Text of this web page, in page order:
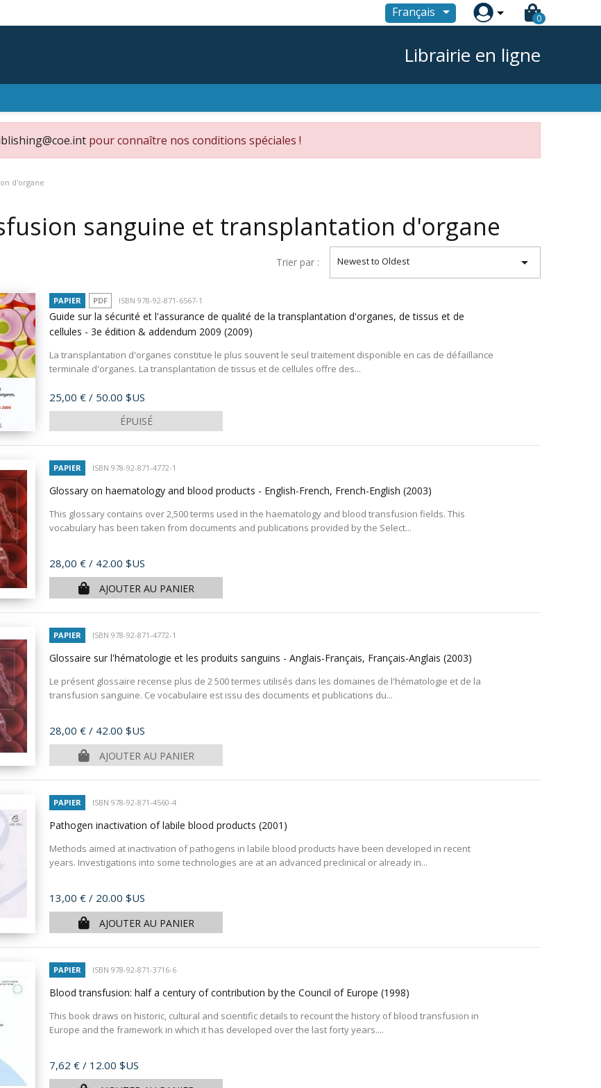
Français  0
Librairie en ligne
pour connaître nos conditions spéciales !
d'organe
sanguine et transplantation d'organe
Trier par : Newest to Oldest 
PAPIER PDF ISBN 978-92-871-6567-1
Guide sur la sécurité et l'assurance de qualité de la transplantation d'organes, de tissus et de
cellules - 3e édition & addendum 2009 (2009)
La transplantation d'organes constitue le plus souvent le seul traitement disponible en cas de défaillance
terminale d'organes. La transplantation de tissus et de cellules offre des...
Prix
25,00 € / 50.00 $US
ÉPUISÉ
PAPIER ISBN 978-92-871-4772-1
Glossary on haematology and blood products - English-French, French-English (2003)
This glossary contains over 2,500 terms used in the haematology and blood transfusion fields. This
vocabulary has been taken from documents and publications provided by the Select...
Prix
28,00 € / 42.00 $US
AJOUTER AU PANIER
PAPIER ISBN 978-92-871-4772-1
Glossaire sur l'hématologie et les produits sanguins - Anglais-Français, Français-Anglais (2003)
Le présent glossaire recense plus de 2 500 termes utilisés dans les domaines de l'hématologie et de la
transfusion sanguine. Ce vocabulaire est issu des documents et publications du...
Prix
28,00 € / 42.00 $US
AJOUTER AU PANIER
PAPIER ISBN 978-92-871-4560-4
Pathogen inactivation of labile blood products (2001)
Methods aimed at inactivation of pathogens in labile blood products have been developed in recent
years. Investigations into some technologies are at an advanced preclinical or already in...
Prix
13,00 € / 20.00 $US
AJOUTER AU PANIER
PAPIER ISBN 978-92-871-3716-6
Blood transfusion: half a century of contribution by the Council of Europe (1998)
This book draws on historic, cultural and scientific details to recount the history of blood transfusion in
Europe and the framework in which it has developed over the last forty years....
Prix
7,62 € / 12.00 $US